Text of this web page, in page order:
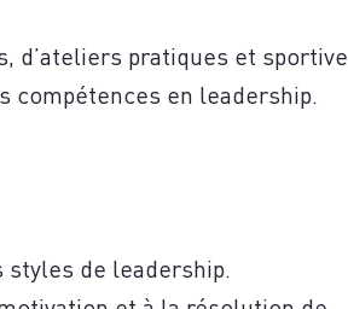
d’ateliers pratiques et
compétences en leadership.
de leadership.